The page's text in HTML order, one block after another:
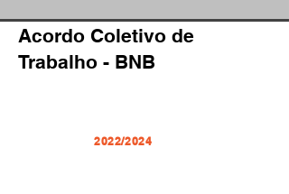
Acordo Coletivo de
Trabalho - BNB
2022/2024